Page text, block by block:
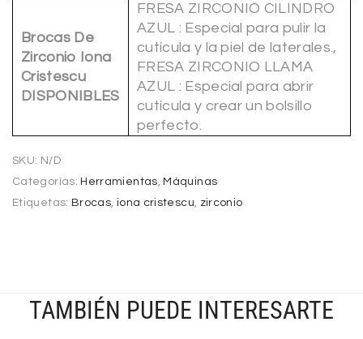
Brocas De
Zirconio Iona
Cristescu
DISPONIBLES
FRESA ZIRCONIO CILINDRO
AZUL : Especial para pulir la
cutícula y la piel de laterales.,
FRESA ZIRCONIO LLAMA
AZUL : Especial para abrir
cutícula y crear un bolsillo
perfecto.
SKU: N/D
Categorías: Herramientas, Máquinas
Etiquetas: Brocas, iona cristescu, zirconio
TAMBIÉN PUEDE INTERESARTE